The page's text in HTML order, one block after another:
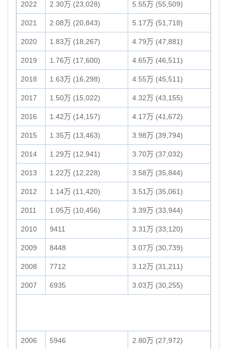
2022 2.30万 (23,028) 5.55万 (55,509)
2021 2.08万 (20,843) 5.17万 (51,718)
2020 1.83万 (18,267) 4.79万 (47,881)
2019 1.76万 (17,600) 4.65万 (46,511)
2018 1.63万 (16,298) 4.55万 (45,511)
2017 1.50万 (15,022) 4.32万 (43,155)
2016 1.42万 (14,157) 4.17万 (41,672)
2015 1.35万 (13,463) 3.98万 (39,794)
2014 1.29万 (12,941) 3.70万 (37,032)
2013 1.22万 (12,228) 3.58万 (35,844)
2012 1.14万 (11,420) 3.51万 (35,061)
2011 1.05万 (10,456) 3.39万 (33,944)
2010 9411 3.31万 (33,120)
2009 8448 3.07万 (30,739)
2008 7712 3.12万 (31,211)
2007 6935 3.03万 (30,255)
2006 5946 2.80万 (27,972)